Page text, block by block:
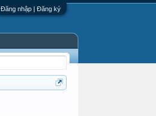
Đăng nhập | Đăng ký